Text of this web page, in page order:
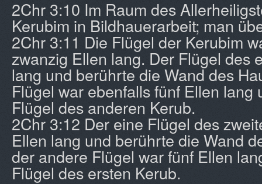
2Chr 3:10 Im Raum des
Kerubim in Bildhauerarbeit; man
2Chr 3:11 Die Flügel der Kerubim
zwanzig Ellen lang. Der Flügel des
lang und berührte die Wand des
Flügel war ebenfalls fünf Ellen lang
Flügel des anderen Kerub.
2Chr 3:12 Der eine Flügel des
Ellen lang und berührte die Wand
der andere Flügel war fünf Ellen
Flügel des ersten Kerub.